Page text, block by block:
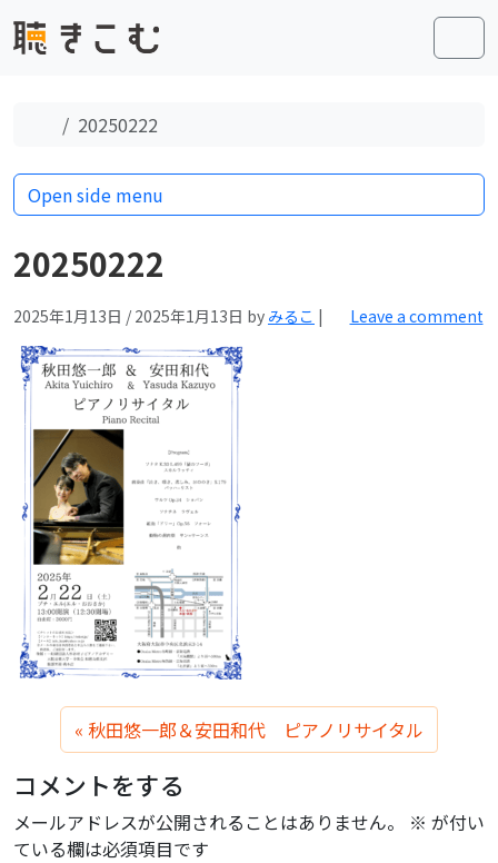
Home
20250222
20250222
2025年1月13日 / 2025年1月13日 by みるこ | Leave a comment
秋田悠一郎＆安田和代 ピアノリサイタル
コメントをする
メールアドレスが公開されることはありません。 ※ が付い
ている欄は必須項目です
Open side menu